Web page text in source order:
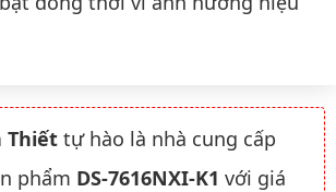
Thiết tự hào là nhà cung cấp
phẩm DS-7616NXI-K1 với giá